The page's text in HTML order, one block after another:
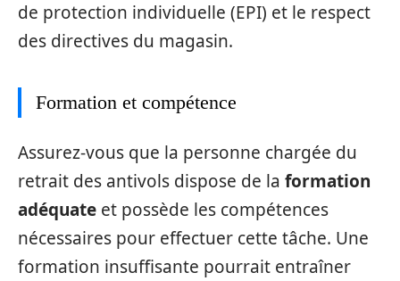
de protection individuelle (EPI) et le respect
des directives du magasin.
Formation et compétence
Assurez-vous que la personne chargée du
retrait des antivols dispose de la formation
adéquate et possède les compétences
nécessaires pour effectuer cette tâche. Une
formation insuffisante pourrait entraîner